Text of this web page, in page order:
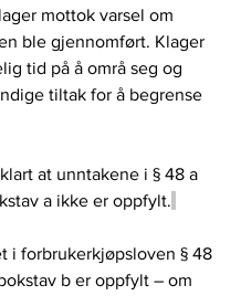
mottok varsel om
ble gjennomført. Klager
tid på å områ seg og
tiltak for å begrense
at unntakene i § 48 a
a ikke er oppfylt.
i forbrukerkjøpsloven § 48
b er oppfylt – om